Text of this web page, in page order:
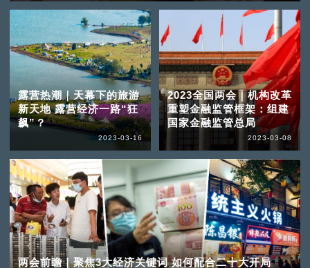
露营热潮｜天幕下的旅游
新天地 露营经济一路“狂
飙”？
2023-03-16
2023全国两会｜机构改革
重塑金融监管框架：组建
国家金融监管总局
2023-03-08
两会前瞻｜聚焦3大经济关键词 如何配合二十大开局